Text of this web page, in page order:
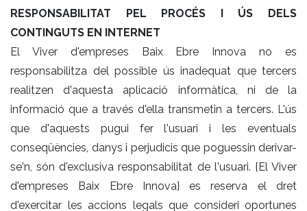
RESPONSABILITAT PEL PROCÉS I ÚS DELS
CONTINGUTS EN INTERNET
El Viver d'empreses Baix Ebre Innova no es
responsabilitza del possible ús inadequat que tercers
realitzen d'aquesta aplicació informàtica, ni de la
informació que a través d'ella transmetin a tercers. L'ús
que d'aquests pugui fer l'usuari i les eventuals
conseqüències, danys i perjudicis que poguessin derivar-
se'n, són d'exclusiva responsabilitat de l'usuari. {El Viver
d'empreses Baix Ebre Innova} es reserva el dret
d'exercitar les accions legals que consideri oportunes